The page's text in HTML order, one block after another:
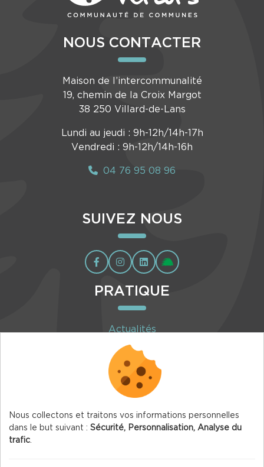
NOUS CONTACTER
Maison de l’intercommunalité
19, chemin de la Croix Margot
38 250 Villard-de-Lans
Lundi au jeudi : 9h-12h/14h-17h
Vendredi : 9h-12h/14h-16h
04 76 95 08 96
SUIVEZ NOUS
PRATIQUE
Actualités
Agenda
Inscription à la newsletter
Nous collectons et traitons vos informations personnelles
dans le but suivant : Sécurité, Personnalisation, Analyse du
trafic.